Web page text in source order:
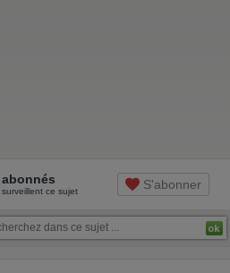
abonnés
surveillent ce sujet S'abonner